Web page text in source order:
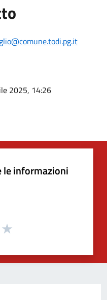
2025, 14:26
le informazioni